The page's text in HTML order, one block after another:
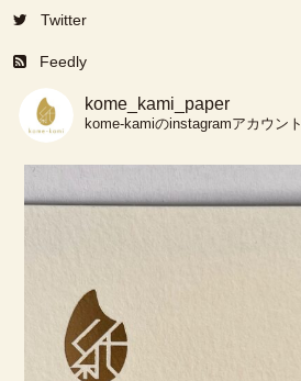
Twitter
Feedly
kome_kami_paper
kome-kamiのinstagramアカウント